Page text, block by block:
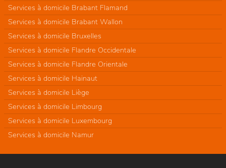
Services à domicile Brabant Flamand
Services à domicile Brabant Wallon
Services à domicile Bruxelles
Services à domicile Flandre Occidentale
Services à domicile Flandre Orientale
Services à domicile Hainaut
Services à domicile Liège
Services à domicile Limbourg
Services à domicile Luxembourg
Services à domicile Namur